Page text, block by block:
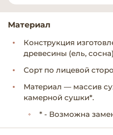
Материал
Конструкция
древесины (ель,
Сорт по лицевой
Материал — массив
камерной сушки*.
* - Возможна